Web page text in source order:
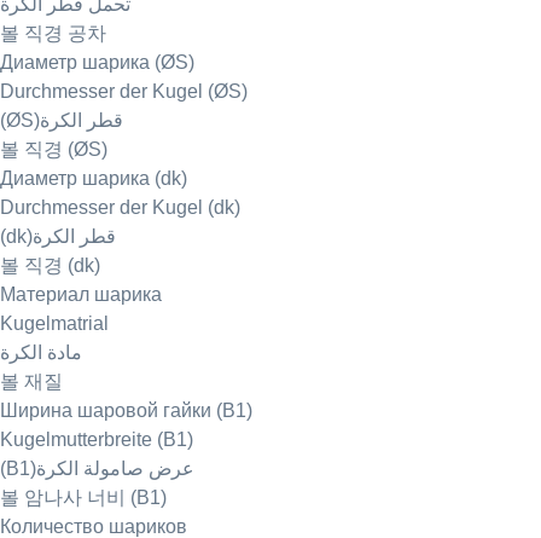
تحمل قطر الكرة
볼 직경 공차
Диаметр шарика (ØS)
Durchmesser der Kugel (ØS)
(ØS)قطر الكرة
볼 직경 (ØS)
Диаметр шарика (dk)
Durchmesser der Kugel (dk)
(dk)قطر الكرة
볼 직경 (dk)
Материал шарика
Kugelmatrial
مادة الكرة
볼 재질
Ширина шаровой гайки (B1)
Kugelmutterbreite (B1)
(B1)عرض صامولة الكرة
볼 암나사 너비 (B1)
Количество шариков